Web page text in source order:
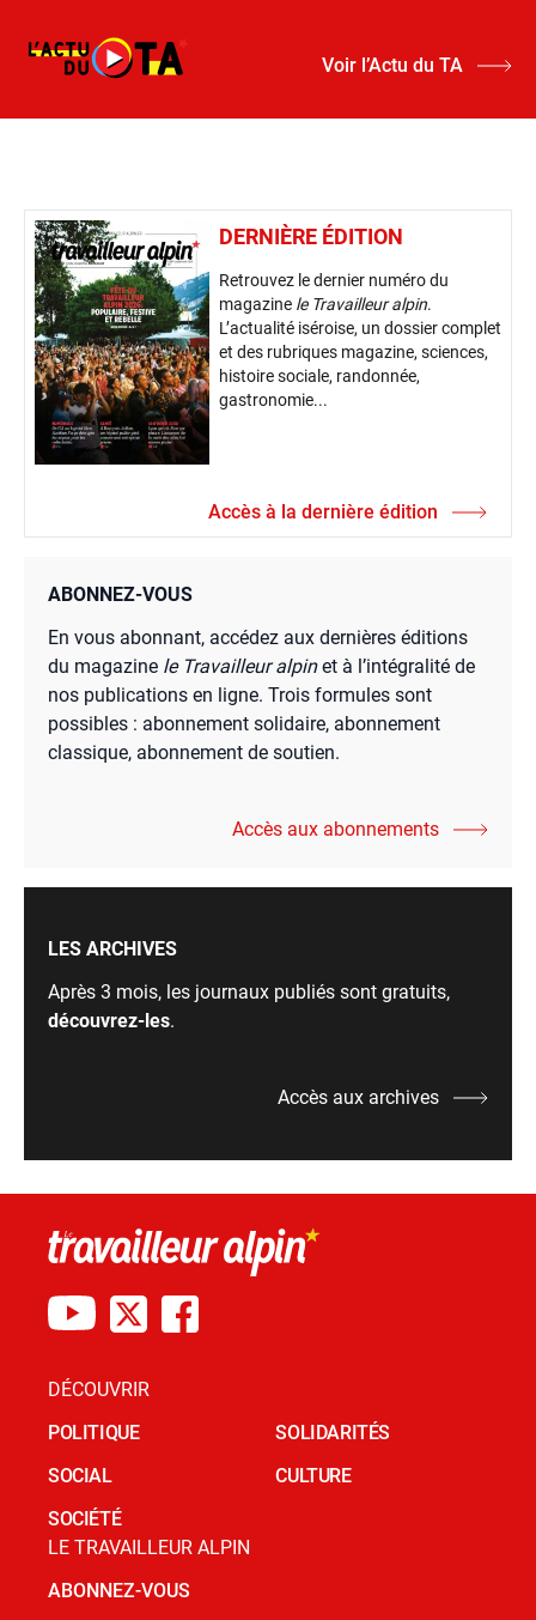
Voir l’Actu du TA
DERNIÈRE ÉDITION
Retrouvez le dernier numéro du
magazine le Travailleur alpin.
L’actualité iséroise, un dossier complet
et des rubriques magazine, sciences,
histoire sociale, randonnée,
gastronomie...
Accès à la dernière édition
ABONNEZ-VOUS
En vous abonnant, accédez aux dernières éditions
du magazine le Travailleur alpinet à l’intégralité de
nos publications en ligne. Trois formules sont
possibles : abonnement solidaire, abonnement
classique, abonnement de soutien.
Accès aux abonnements
LES ARCHIVES
Après 3 mois, les journaux publiés sont gratuits,
découvrez-les.
Accès aux archives
DÉCOUVRIR
POLITIQUE
SOCIAL
SOCIÉTÉ
SOLIDARITÉS
CULTURE
LE TRAVAILLEUR ALPIN
ABONNEZ-VOUS